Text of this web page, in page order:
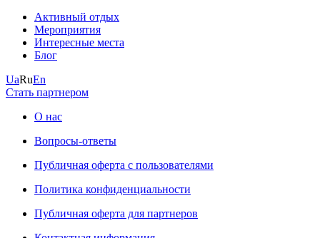
Активный отдых
Мероприятия
Интересные места
Блог
UaRuEn
Стать партнером
О нас
Вопросы-ответы
Публичная оферта с пользователями
Политика конфиденциальности
Публичная оферта для партнеров